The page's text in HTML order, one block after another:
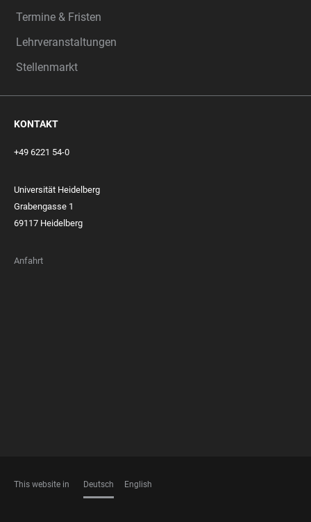
Termine & Fristen
Lehrveranstaltungen
Stellenmarkt
KONTAKT
+49 6221 54-0
Universität Heidelberg
Grabengasse 1
69117 Heidelberg
Anfahrt
This website in Deutsch English